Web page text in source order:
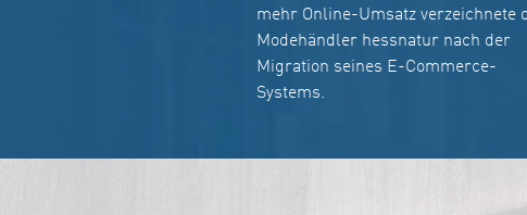
mehr Online-Umsatz verzeichnete
Modehändler hessnatur nach der
Migration seines E-Commerce-
Systems.